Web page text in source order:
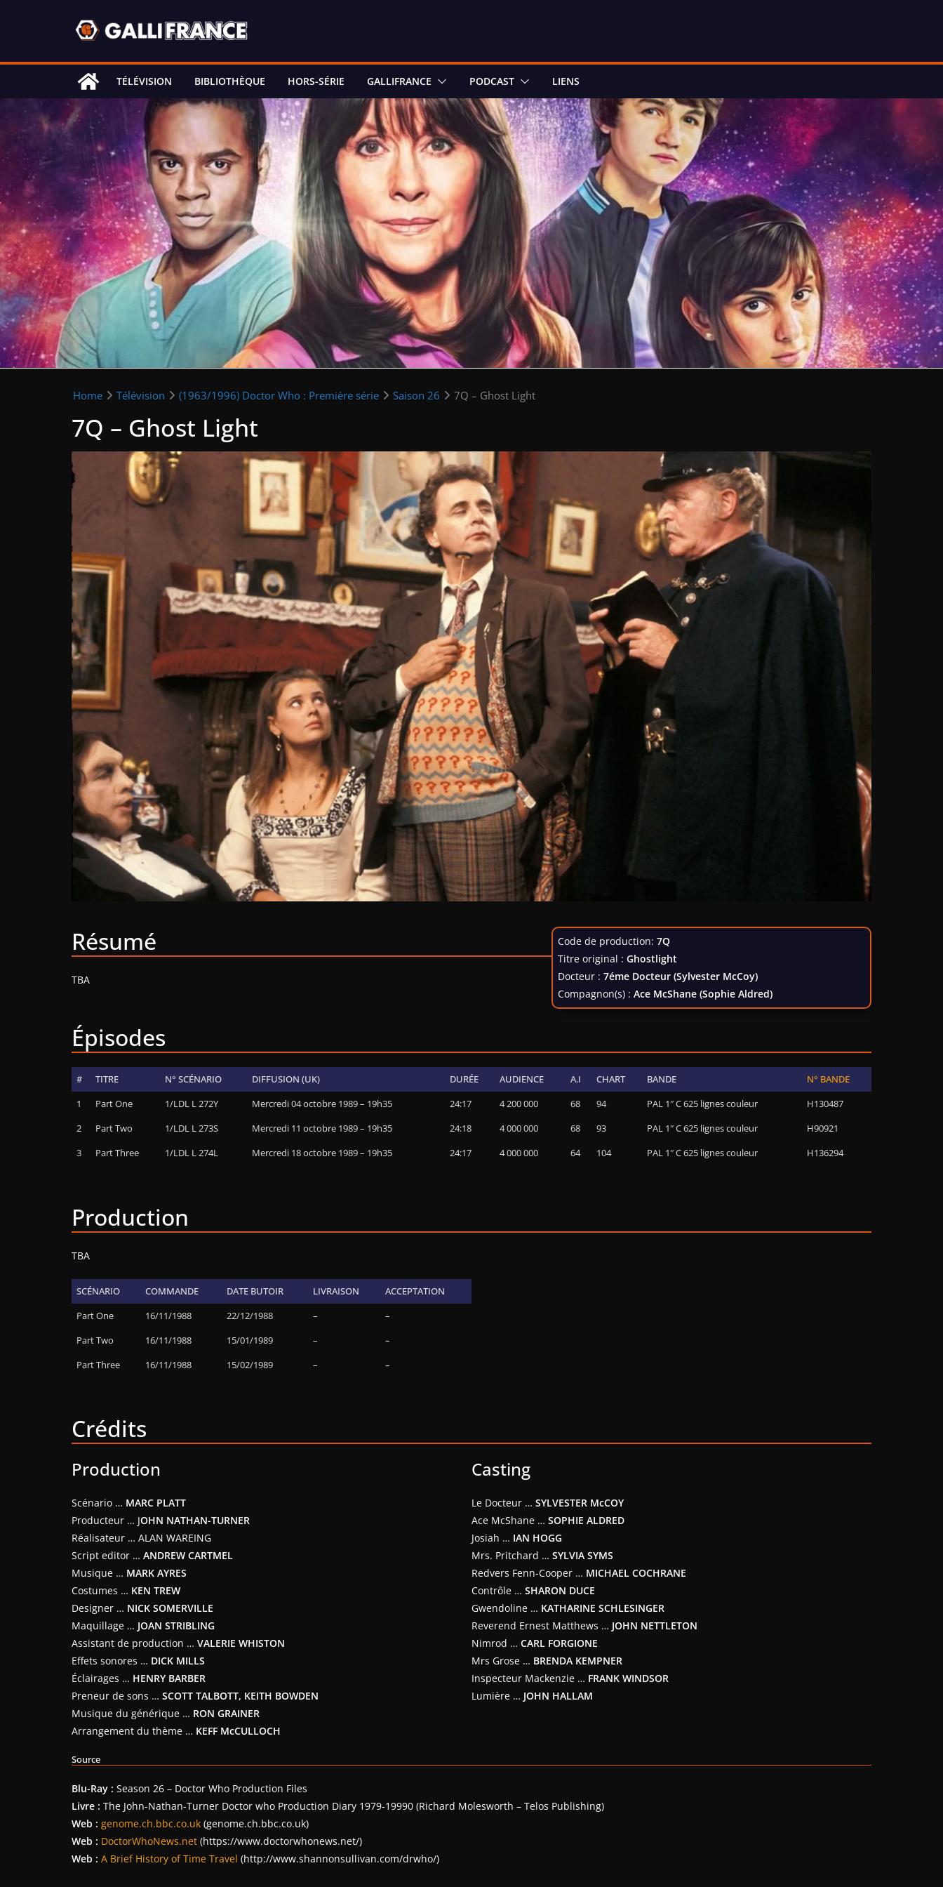
TÉLÉVISION BIBLIOTHÈQUE HORS-SÉRIE GALLIFRANCE PODCAST LIENS
Home Télévision (1963/1996) Doctor Who : Première série Saison 26 7Q – Ghost Light
7Q – Ghost Light
Résumé
TBA
Code de production: 7Q
Titre original : Ghostlight
Docteur : 7éme Docteur (Sylvester McCoy)
Compagnon(s) : Ace McShane (Sophie Aldred)
Épisodes
# TITRE N° SCÉNARIO DIFFUSION (UK) DURÉE AUDIENCE A.I CHART BANDE
N° BANDE
1
Part One 1/LDL L 272Y Mercredi 04 octobre 1989 – 19h35 24:17 4 200 000 68 94 PAL 1″ C 625 lignes couleur
H130487
2
Part Two 1/LDL L 273S Mercredi 11 octobre 1989 – 19h35 24:18 4 000 000 68 93 PAL 1″ C 625 lignes couleur
H90921
3
Part Three 1/LDL L 274L Mercredi 18 octobre 1989 – 19h35 24:17 4 000 000 64 104 PAL 1″ C 625 lignes couleur H136294
Production
TBA
SCÉNARIO COMMANDE DATE BUTOIR LIVRAISON
ACCEPTATION
Part One
16/11/1988 22/12/1988 –
–
Part Two
16/11/1988 15/01/1989 –
–
Part Three
16/11/1988 15/02/1989 – –
Crédits
Production
Scénario … MARC PLATT
Producteur … JOHN NATHAN-TURNER
Réalisateur … ALAN WAREING
Script editor … ANDREW CARTMEL
Musique … MARK AYRES
Costumes … KEN TREW
Designer … NICK SOMERVILLE
Maquillage … JOAN STRIBLING
Assistant de production … VALERIE WHISTON
Effets sonores … DICK MILLS
Éclairages … HENRY BARBER
Preneur de sons … SCOTT TALBOTT, KEITH BOWDEN
Musique du générique … RON GRAINER
Arrangement du thème … KEFF McCULLOCH
Casting
Le Docteur … SYLVESTER McCOY
Ace McShane … SOPHIE ALDRED
Josiah … IAN HOGG
Mrs. Pritchard … SYLVIA SYMS
Redvers Fenn-Cooper … MICHAEL COCHRANE
Contrôle … SHARON DUCE
Gwendoline … KATHARINE SCHLESINGER
Reverend Ernest Matthews … JOHN NETTLETON
Nimrod … CARL FORGIONE
Mrs Grose … BRENDA KEMPNER
Inspecteur Mackenzie … FRANK WINDSOR
Lumière … JOHN HALLAM
Source
Blu-Ray : Season 26 – Doctor Who Production Files
Livre : The John-Nathan-Turner Doctor who Production Diary 1979-19990 (Richard Molesworth – Telos Publishing)
Web : genome.ch.bbc.co.uk (genome.ch.bbc.co.uk)
Web : DoctorWhoNews.net (https://www.doctorwhonews.net/)
Web : A Brief History of Time Travel (http://www.shannonsullivan.com/drwho/)